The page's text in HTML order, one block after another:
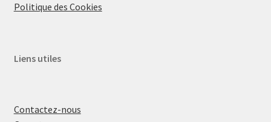
Politique des Cookies
Liens utiles
Contactez-nous